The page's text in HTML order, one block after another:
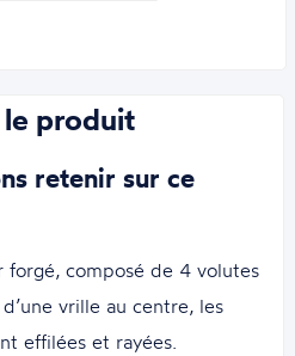
produit
retenir sur ce
forgé, composé de 4 volutes
vrille au centre, les
effilées et rayées.